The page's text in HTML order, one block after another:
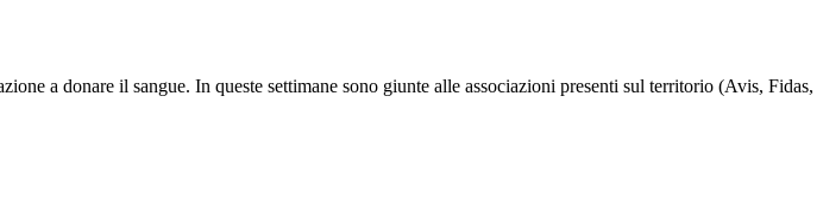
a donare il sangue. In queste settimane sono giunte alle associazioni presenti sul territorio (Avis, Fidas,